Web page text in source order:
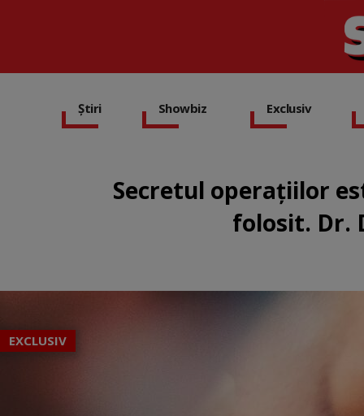
Știri Showbiz Exclusiv
Secretul operațiilor
folosit. Dr.
EXCLUSIV